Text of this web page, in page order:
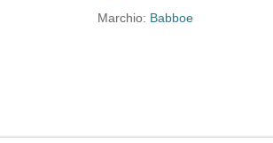
Marchio: Babboe